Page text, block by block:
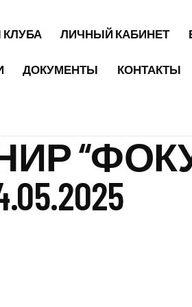
ЛИЧНЫЙ КАБИНЕТ
ДОКУМЕНТЫ КОНТАКТЫ